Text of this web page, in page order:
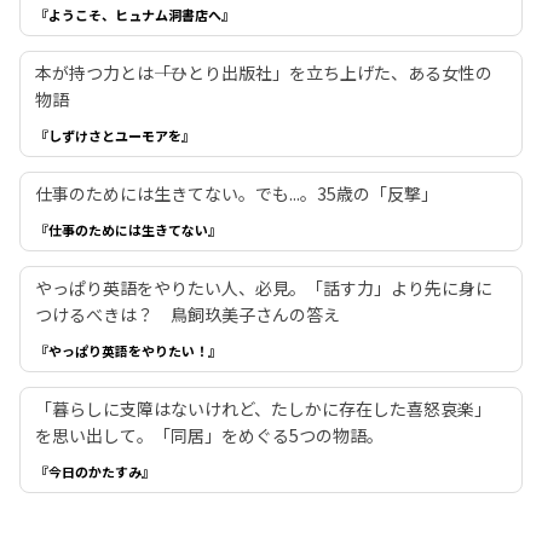
『ようこそ、ヒュナム洞書店へ』
本が持つ力とは――「ひとり出版社」を立ち上げた、ある女性の
物語
『しずけさとユーモアを』
仕事のためには生きてない。でも...。35歳の「反撃」
『仕事のためには生きてない』
やっぱり英語をやりたい人、必見。「話す力」より先に身に
つけるべきは？ 鳥飼玖美子さんの答え
『やっぱり英語をやりたい！』
「暮らしに支障はないけれど、たしかに存在した喜怒哀楽」
を思い出して。「同居」をめぐる5つの物語。
『今日のかたすみ』